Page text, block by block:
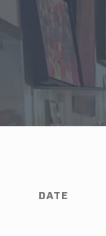
DATE